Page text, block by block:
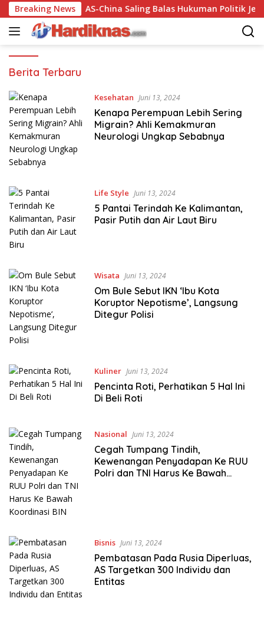
Langsung
ke
konten
Breaking News
2026 AS-China Saling Balas Hukuman Politik Jelang
Hardiknas
Berita Terbaru
Kesehatan Juni 13, 2024
Kenapa Perempuan Lebih Sering
Migrain? Ahli Kemakmuran
Neurologi Ungkap Sebabnya
Life Style Juni 13, 2024
5 Pantai Terindah Ke Kalimantan,
Pasir Putih dan Air Laut Biru
Wisata Juni 13, 2024
Om Bule Sebut IKN ‘Ibu Kota
Koruptor Nepotisme’, Langsung
Ditegur Polisi
Kuliner Juni 13, 2024
Pencinta Roti, Perhatikan 5 Hal Ini
Di Beli Roti
Nasional Juni 13, 2024
Cegah Tumpang Tindih,
Kewenangan Penyadapan Ke RUU
Polri dan TNI Harus Ke Bawah
Bisnis Juni 13, 2024
Pembatasan Pada Rusia Diperluas,
AS Targetkan 300 Individu dan
Entitas